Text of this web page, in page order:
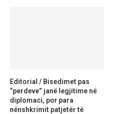
Editorial / Bisedimet pas
“perdeve” janë legjitime në
diplomaci, por para
nënshkrimit patjetër të